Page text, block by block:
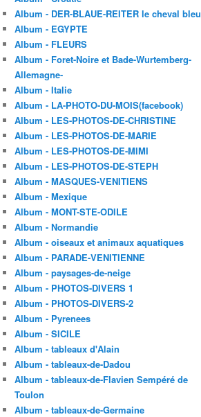
Album - DER-BLAUE-REITER le cheval bleu
Album - EGYPTE
Album - FLEURS
Album - Foret-Noire et Bade-Wurtemberg-
Allemagne-
Album - Italie
Album - LA-PHOTO-DU-MOIS(facebook)
Album - LES-PHOTOS-DE-CHRISTINE
Album - LES-PHOTOS-DE-MARIE
Album - LES-PHOTOS-DE-MIMI
Album - LES-PHOTOS-DE-STEPH
Album - MASQUES-VENITIENS
Album - Mexique
Album - MONT-STE-ODILE
Album - Normandie
Album - oiseaux et animaux aquatiques
Album - PARADE-VENITIENNE
Album - paysages-de-neige
Album - PHOTOS-DIVERS 1
Album - PHOTOS-DIVERS-2
Album - Pyrenees
Album - SICILE
Album - tableaux d'Alain
Album - tableaux-de-Dadou
Album - tableaux-de-Flavien Sempéré de
Toulon
Album - tableaux-de-Germaine